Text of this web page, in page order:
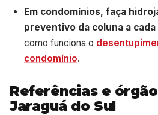
Em condomínios, faça
preventivo da coluna a cada
como funciona o
condomínio.
Referências e
Jaraguá do Sul